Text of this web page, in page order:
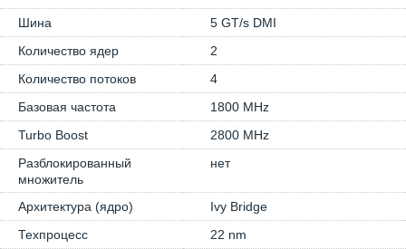
Шина
5 GT/s DMI
Количество ядер
2
Количество потоков
4
Базовая частота
1800 MHz
Turbo Boost
2800 MHz
Разблокированный
множитель
нет
Архитектура (ядро)
Ivy Bridge
Техпроцесс
22 nm